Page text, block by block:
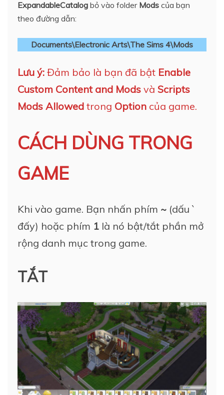
ExpandableCatalog bỏ vào folder Mods của bạn
theo đường dẫn:
Documents\Electronic Arts\The Sims 4\Mods
Lưu ý: Đảm bảo là bạn đã bật Enable
Custom Content and Mods và Scripts
Mods Allowed trong Option của game.
CÁCH DÙNG TRONG
GAME
Khi vào game. Bạn nhấn phím ~ (dấu `
đấy) hoặc phím 1 là nó bật/tắt phần mở
rộng danh mục trong game.
TẮT